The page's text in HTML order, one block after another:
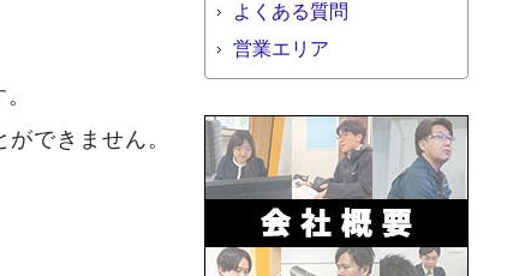
できません。
よくある質問
営業エリア